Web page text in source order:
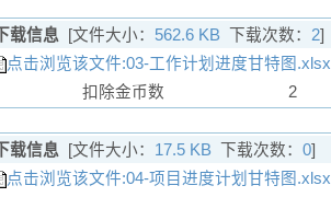
下载信息 [文件大小： 562.6 KB 下载次数： 2]
点击浏览该文件:03-工作计划进度甘特图.xlsx
扣除金币数
2
下载信息 [文件大小： 17.5 KB 下载次数： 0]
点击浏览该文件:04-项目进度计划甘特图.xlsx